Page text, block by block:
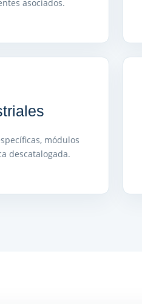
asociados.
módulos
descatalogada.